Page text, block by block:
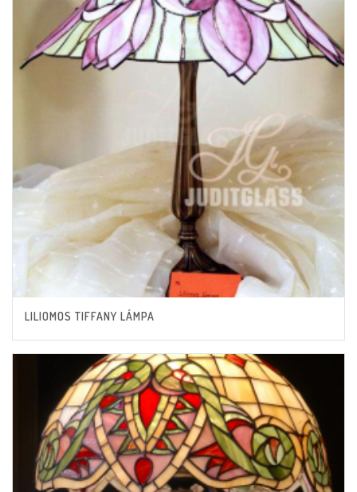
LILIOMOS TIFFANY LÁMPA